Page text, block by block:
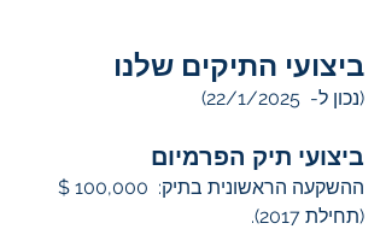
ביצועי התיקים שלנו
(נכון ל-  22/1/2025)
ביצועי תיק הפרמיום
ההשקעה הראשונית בתיק:  100,000 $
(תחילת 2017).